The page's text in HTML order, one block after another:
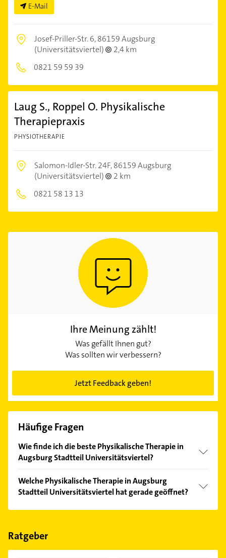
E-Mail
Josef-Priller-Str. 6,86159 Augsburg
(Universitätsviertel)
2,4 km
0821 59 59 39
Laug S., Roppel O. Physikalische
Therapiepraxis
PHYSIOTHERAPIE
Salomon-Idler-Str. 24F,86159 Augsburg
(Universitätsviertel)
2 km
0821 58 13 13
Ihre Meinung zählt!
Was gefällt Ihnen gut?
Was sollten wir verbessern?
Jetzt Feedback geben!
Häufige Fragen
Wie finde ich die beste Physikalische Therapie in
Augsburg Stadtteil Universitätsviertel?
Kundenmeinungen und profitieren Sie von den
Empfehlungen. Die Suchergebnisse können Sie sich
einfach nachBewertungensortiert anzeigen lassen.
Welche Physikalische Therapie in Augsburg
Stadtteil Universitätsviertel hat gerade geöffnet?
Im Anbieter-Bereich finden Sie alleÖffnungszeiten.
Feiertagen abweichen können.
Ratgeber